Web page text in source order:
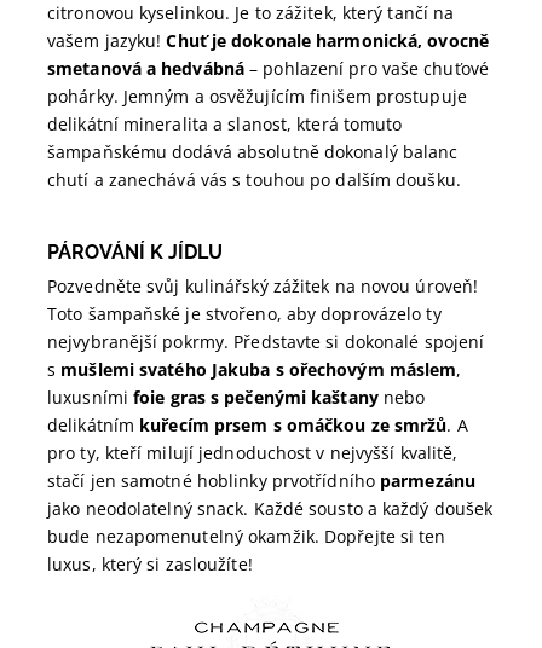
citronovou kyselinkou. Je to zážitek, který tančí na
vašem jazyku!Chuť je dokonale harmonická, ovocně
smetanová a hedvábná – pohlazení pro vaše chuťové
pohárky. Jemným a osvěžujícím finišem prostupuje
delikátní mineralita a slanost, která tomuto
šampaňskému dodává absolutně dokonalý balanc
chutí a zanechává vás s touhou po dalším doušku.
PÁROVÁNÍ K JÍDLU
Pozvedněte svůj kulinářský zážitek na novou úroveň!
Toto šampaňské je stvořeno, aby doprovázelo ty
nejvybranější pokrmy. Představte si dokonalé spojení
s mušlemi svatého Jakuba s ořechovým máslem,
luxusními foie gras s pečenými kaštanynebo
delikátním kuřecím prsem s omáčkou ze smržů. A
pro ty, kteří milují jednoduchost v nejvyšší kvalitě,
stačí jen samotné hoblinky prvotřídního parmezánu
jako neodolatelný snack. Každé sousto a každý doušek
bude nezapomenutelný okamžik. Dopřejte si ten
luxus, který si zasloužíte!